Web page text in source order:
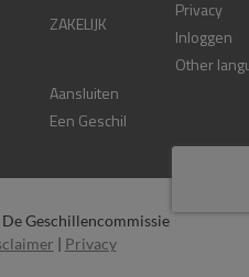
ZAKELIJK
Aansluiten
Een Geschil
Privacy
Inloggen
Other
Geschillencommissie
| Privacy